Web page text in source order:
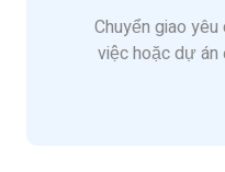
Chuyển giao
việc hoặc dự